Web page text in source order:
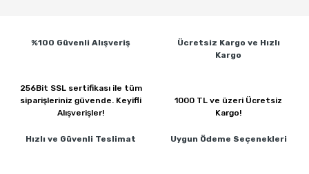
%100 Güvenli Alışveriş
256Bit SSL sertifikası ile tüm
siparişleriniz güvende. Keyifli
Alışverişler!
Ücretsiz Kargo ve Hızlı
Kargo
1000 TL ve üzeri Ücretsiz
Kargo!
Hızlı ve Güvenli Teslimat Uygun Ödeme Seçenekleri